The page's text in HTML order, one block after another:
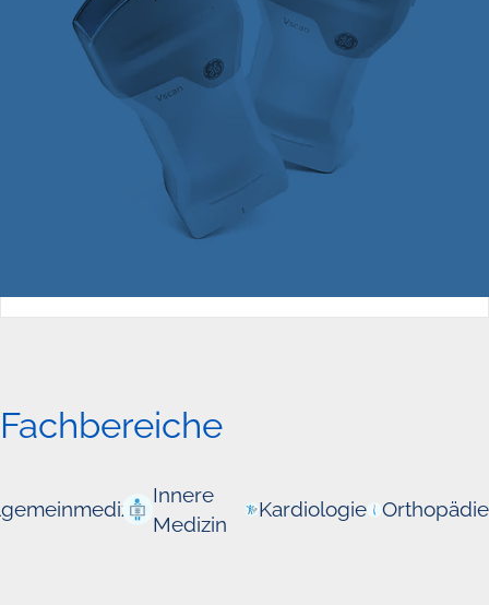
Fachbereiche
Innere
Medizin
Kardiologie Orthopädie